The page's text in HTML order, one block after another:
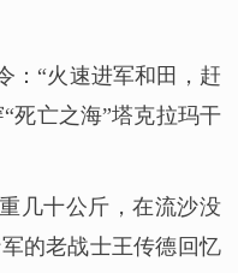
：“火速进军和田，赶
死亡之海”塔克拉玛干
几十公斤，在流沙没
的老战士王传德回忆